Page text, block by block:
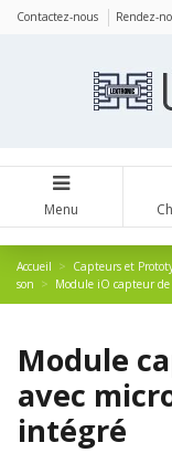
Contactez-nous Rendez-
Menu
Accueil Capteurs et
son
Module iO capteur de
Module
avec
intégré
Panneau de gestion des